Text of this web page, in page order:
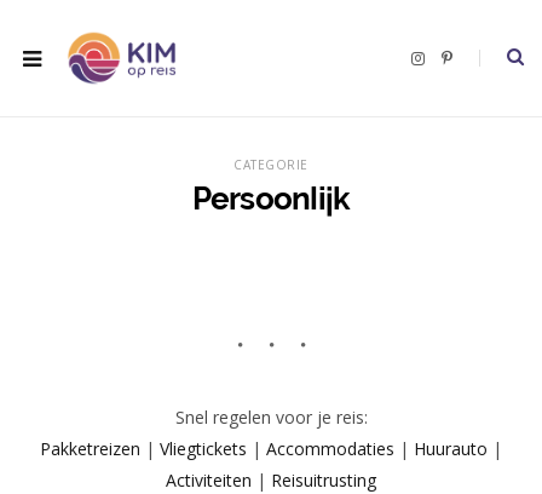
I
P
CATEGORIE
Persoonlijk
Snel regelen voor je reis:
Pakketreizen | Vliegtickets | Accommodaties | Huurauto |
Activiteiten | Reisuitrusting